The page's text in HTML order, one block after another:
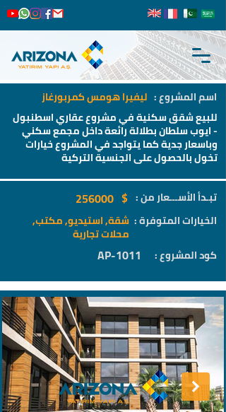
اسم المشروع :
للبيع شقق سكنية في مشروع عقاري اسطنبول
- ايوب سلطان بطلالة رائعة داخل مجمع سكني
وباسعار جدية كما يتواجد في المشروع خيارات
تخول بالحصول على الجنسية التركية
ليفيرا هومس كمربورغاز
تبـدأ الأســـعار من : 256000
الخيارات المتوفرة : شقة, استيديو, مكتب,
محلات تجارية
كود المشروع :
AP-1011
$